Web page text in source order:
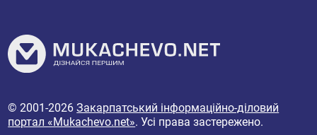
© 2001-2026Закарпатський інформаційно-діловий
портал «Mukachevo.net». Усі права застережено.